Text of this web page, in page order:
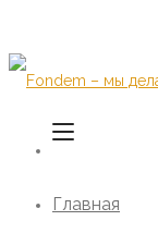
Главная